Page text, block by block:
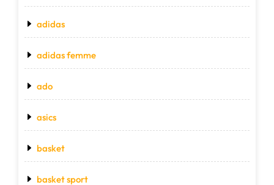
adidas
adidas femme
ado
asics
basket
basket sport